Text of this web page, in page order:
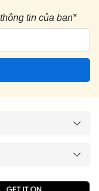
tin của bạn*